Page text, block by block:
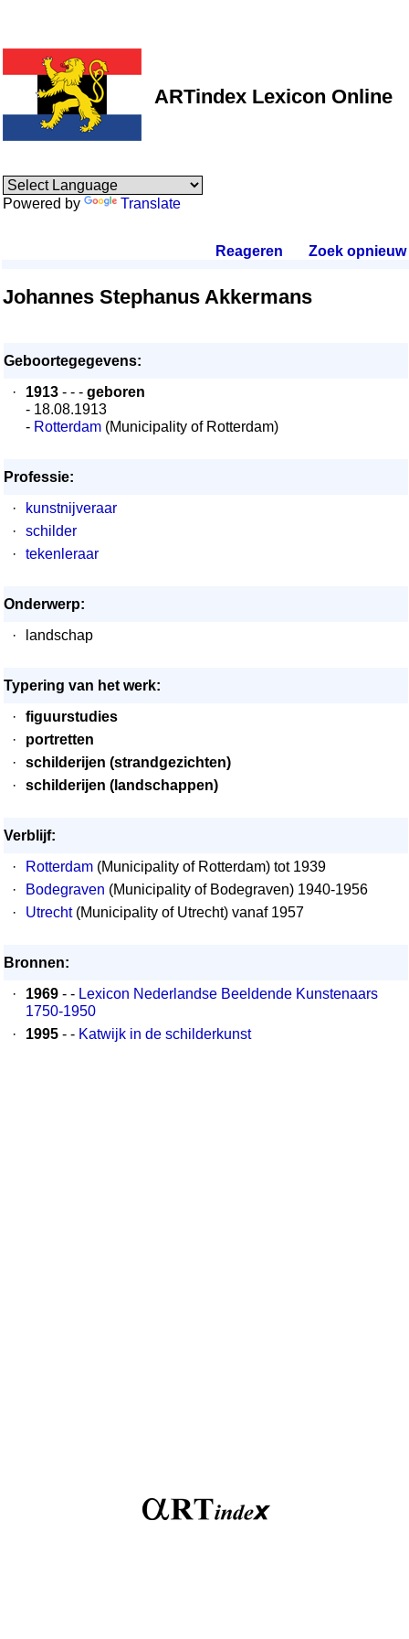
ARTindex Lexicon Online
Powered by Translate
Reageren Zoek opnieuw.
Johannes Stephanus Akkermans
Geboortegegevens:
·
1913 - - - geboren
- 18.08.1913
- Rotterdam (Municipality of Rotterdam)
Professie:
·
kunstnijveraar
·
schilder
·
tekenleraar
Onderwerp:
·
landschap
Typering van het werk:
·
figuurstudies
·
portretten
·
schilderijen (strandgezichten)
·
schilderijen (landschappen)
Verblijf:
·
Rotterdam (Municipality of Rotterdam) tot 1939
·
Bodegraven (Municipality of Bodegraven) 1940-1956
·
Utrecht(Municipality of Utrecht) vanaf 1957
Bronnen:
·
1969 - - Lexicon Nederlandse Beeldende Kunstenaars
1750-1950
·
1995 - - Katwijk in de schilderkunst